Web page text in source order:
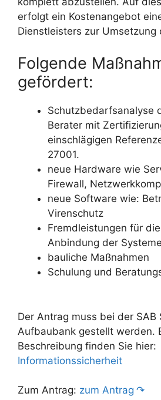
erfolgt ein Kostenangebot
Dienstleisters zur Umsetzung
Folgende
gefördert:
Schutzbedarfsanalyse
Berater mit
einschlägigen
27001.
neue Hardware wie
Firewall,
neue Software wie:
Virenschutz
Fremdleistungen für
Anbindung der Systeme
bauliche Maßnahmen
Schulung und
Der Antrag muss bei der SAB
Aufbaubank gestellt werden.
Beschreibung finden Sie hier:
Informationssicherheit
Zum Antrag: zum Antrag